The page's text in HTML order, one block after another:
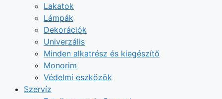
Lakatok
Lámpák
Dekorációk
Univerzális
Minden alkatrész és kiegészítő
Monorim
Védelmi eszközök
Szervíz